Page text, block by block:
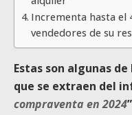
Incrementa hasta el
vendedores de su
Estas son algunas
que se extraen del
compraventa en 2024”